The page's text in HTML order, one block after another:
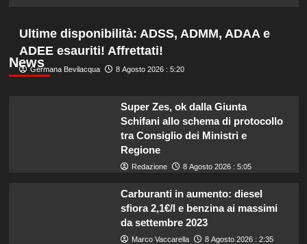
News
Ultime disponibilità: ADSS, ADMM, ADAA e
ADEE esauriti! Affrettati!
Germana Bevilacqua 8 Agosto 2026 : 5:20
Super Zes, ok dalla Giunta
Schifani allo schema di protocollo
tra Consiglio dei Ministri e
Regione
Redazione 8 Agosto 2026 : 5:05
Carburanti in aumento: diesel
sfiora 2,1€/l e benzina ai massimi
da settembre 2023
Marco Vaccarella 8 Agosto 2026 : 2:35